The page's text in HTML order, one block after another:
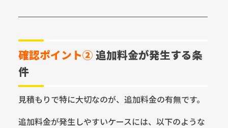
確認ポイント② 追加料金が発生する条
件
見積もりで特に大切なのが、追加料金の有無です。
追加料金が発生しやすいケースには、以下のような